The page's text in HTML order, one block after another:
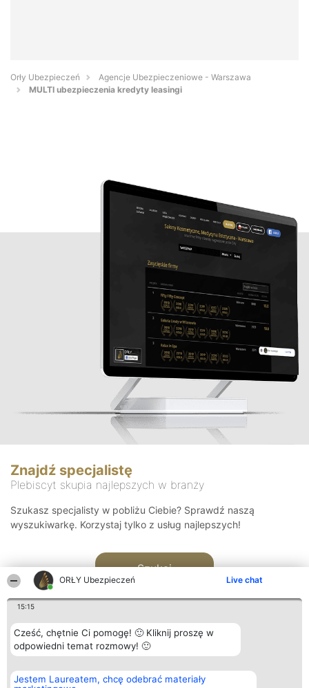
ORŁY Ubezpieczeń Live chat
15:15
Cześć, chętnie Ci pomogę! 🙂 Kliknij proszę w
odpowiedni temat rozmowy! 🙂
Jestem Laureatem, chcę odebrać materiały
Orły Ubezpieczeń
Agencje Ubezpieczeniowe - Warszawa
MULTI ubezpieczenia kredyty leasingi
Znajdź specjalistę
Plebiscyt skupia najlepszych w branży
Szukasz specjalisty w pobliżu Ciebie? Sprawdź naszą
wyszukiwarkę. Korzystaj tylko z usług najlepszych!
Szukaj
Organizator plebiscytu
Bright Side Solutions sp. z o.
Plebiscyt
Laureaci
Kontakt
Kontakt